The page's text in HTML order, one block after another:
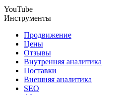
YouTube
Инструменты
Продвижение
Цены
Отзывы
Внутренняя аналитика
Поставки
Внешняя аналитика
SEO